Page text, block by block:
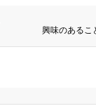
興味のあるこ